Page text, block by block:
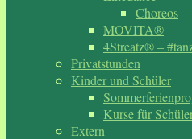
Choreos
MOVITA®
4Streatz® –
Privatstunden
Kinder und Schüler
Kurse für
Extern